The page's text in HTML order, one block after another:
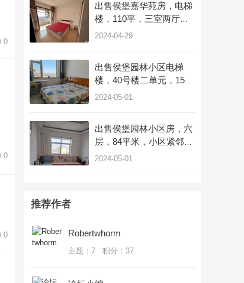
0
0
0
让观光升空！打个“飞的”游长治
2024-04-21 18:36
点赞20万+！和济医院直播节目“医门新思”首播即火
2024-04-21 18:34
2024-04-21 18:25
欺诈骗保！长治公布举报方式
出售侯堡嘉华苑房，电梯
楼，110平，三室两厅带
地下室，精装修送家具，
2024-04-29
出售侯堡园林小区电梯
楼，40号楼二单元，15
层，94平米。
2024-05-01
出售侯堡园林小区房，六
层，84平米，小区紧邻菜
市场广场南北通透，拎包
2024-05-01
推荐作者
Robertwhorm
主题：7 积分：37